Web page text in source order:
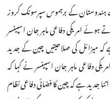
ہندوستان کے برہموس سپرسونک کروز
امریکی دفاعی ماہر جان اسپینسر
میزائل کی صلاحیتیں چین کے جدید
دفاعی ماہر جان اسپینسر نے کہا کہ
جدید ہے کہ چین کا فضائی دفاعی نظام